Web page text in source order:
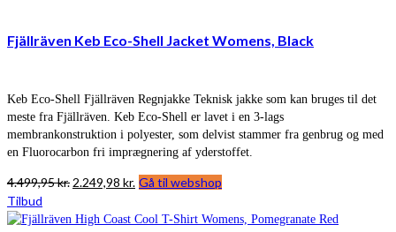
Fjällräven Keb Eco-Shell Jacket Womens, Black
Keb Eco-Shell Fjällräven Regnjakke Teknisk jakke som kan bruges til det
meste fra Fjällräven. Keb Eco-Shell er lavet i en 3-lags
membrankonstruktion i polyester, som delvist stammer fra genbrug og med
en Fluorocarbon fri imprægnering af yderstoffet.
4.499,95kr. Den
pris
2.249,98 kr. Den
pris
Gå til webshop
Tilbud